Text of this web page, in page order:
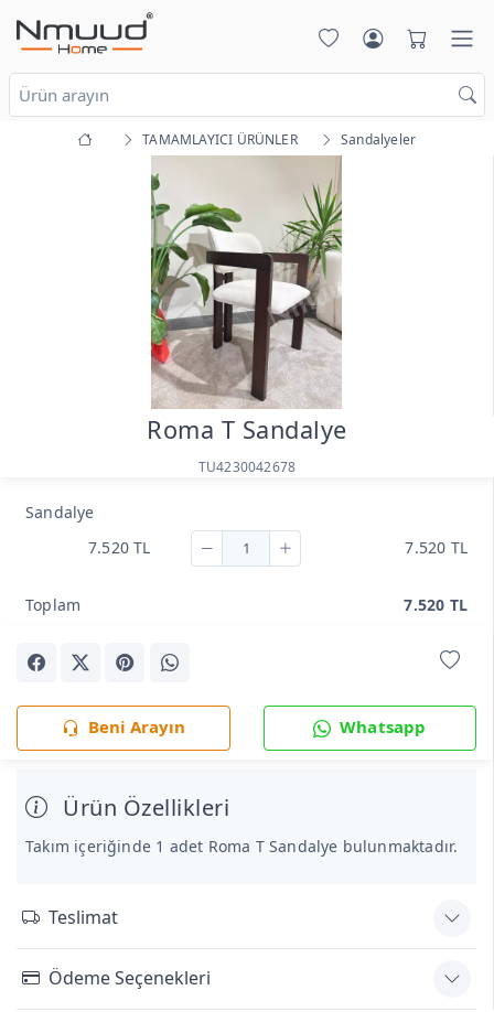
TAMAMLAYICI ÜRÜNLER Sandalyeler
Roma T Sandalye
TU4230042678
Sandalye
7.520 TL
7.520 TL
Toplam 7.520 TL
Beni Arayın Whatsapp
Ürün Özellikleri
Takım içeriğinde 1 adet Roma T Sandalye bulunmaktadır.
Teslimat
Ödeme Seçenekleri